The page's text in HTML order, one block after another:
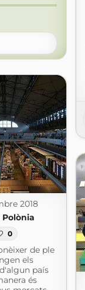
2018
Polònia
0
de ple
els
país
és